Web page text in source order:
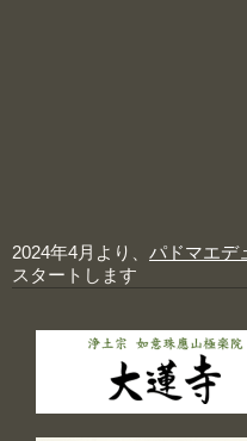
2024年4月より、 パドマエデ
スタートします